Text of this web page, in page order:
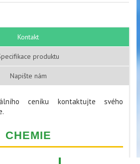
Kontakt
produktu
Napište nám
ceníku kontaktujte svého
CHEMIE